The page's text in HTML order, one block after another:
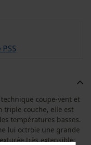
coupe-vent et
triple couche, elle est
températures basses.
lui octroie une grande
très extensible